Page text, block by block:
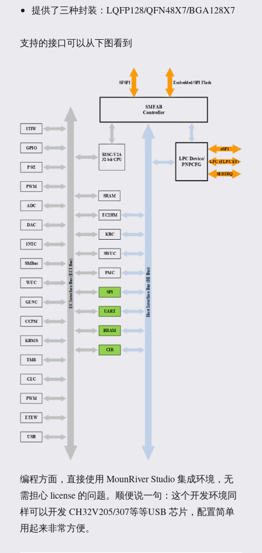
提供了三种封装：LQFP128/QFN48X7/BGA128X7
支持的接口可以从下图看到
编程方面，直接使用 MounRiver Studio 集成环境，无
需担心 license 的问题。顺便说一句：这个开发环境同
样可以开发 CH32V205/307等等USB 芯片，配置简单
用起来非常方便。